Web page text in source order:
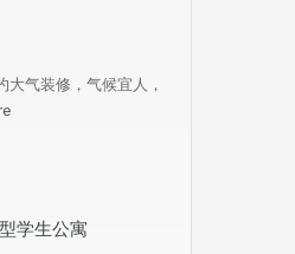
气装修，气候宜人，
学生公寓